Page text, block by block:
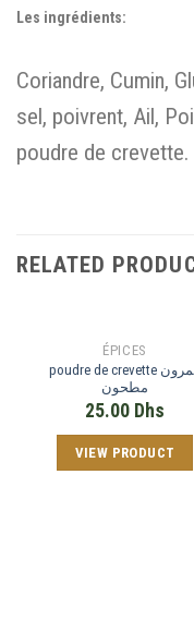
Les ingrédients:
Coriandre, Cumin,
sel, poivrent, Ail,
poudre de crevette.
RELATED
ÉPICES
poudre de crevette قمرون
مطحون
25.00 Dhs
VIEW PRODUCT